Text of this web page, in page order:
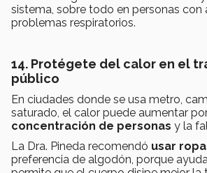
sistema, sobre todo en personas con
problemas respiratorios.
14. Protégete del calor en el
público
En ciudades donde se usa metro,
saturado, el calor puede aumentar
concentración de personas y la
La Dra. Pineda recomendó usar
preferencia de algodón, porque